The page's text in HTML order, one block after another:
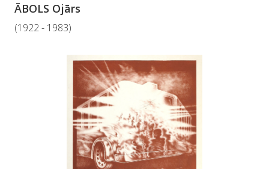
ĀBOLS Ojārs
(1922 - 1983)